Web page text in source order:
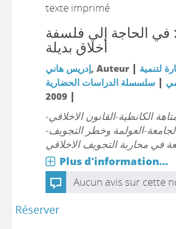
texte imprimé
: في الحاجة إلي فلسفة
أخلاق بديلة
إدريس هاني, Auteur | لتنمية
| سلسسلة الدراسات الحضارية
|
2009
الكانطية-القانون الاخلاقي-
العولمة وخطر التجويف-
في محاربة التجويف الاخلاقي
Plus d'information...
Aucun avis sur cette
Réserver